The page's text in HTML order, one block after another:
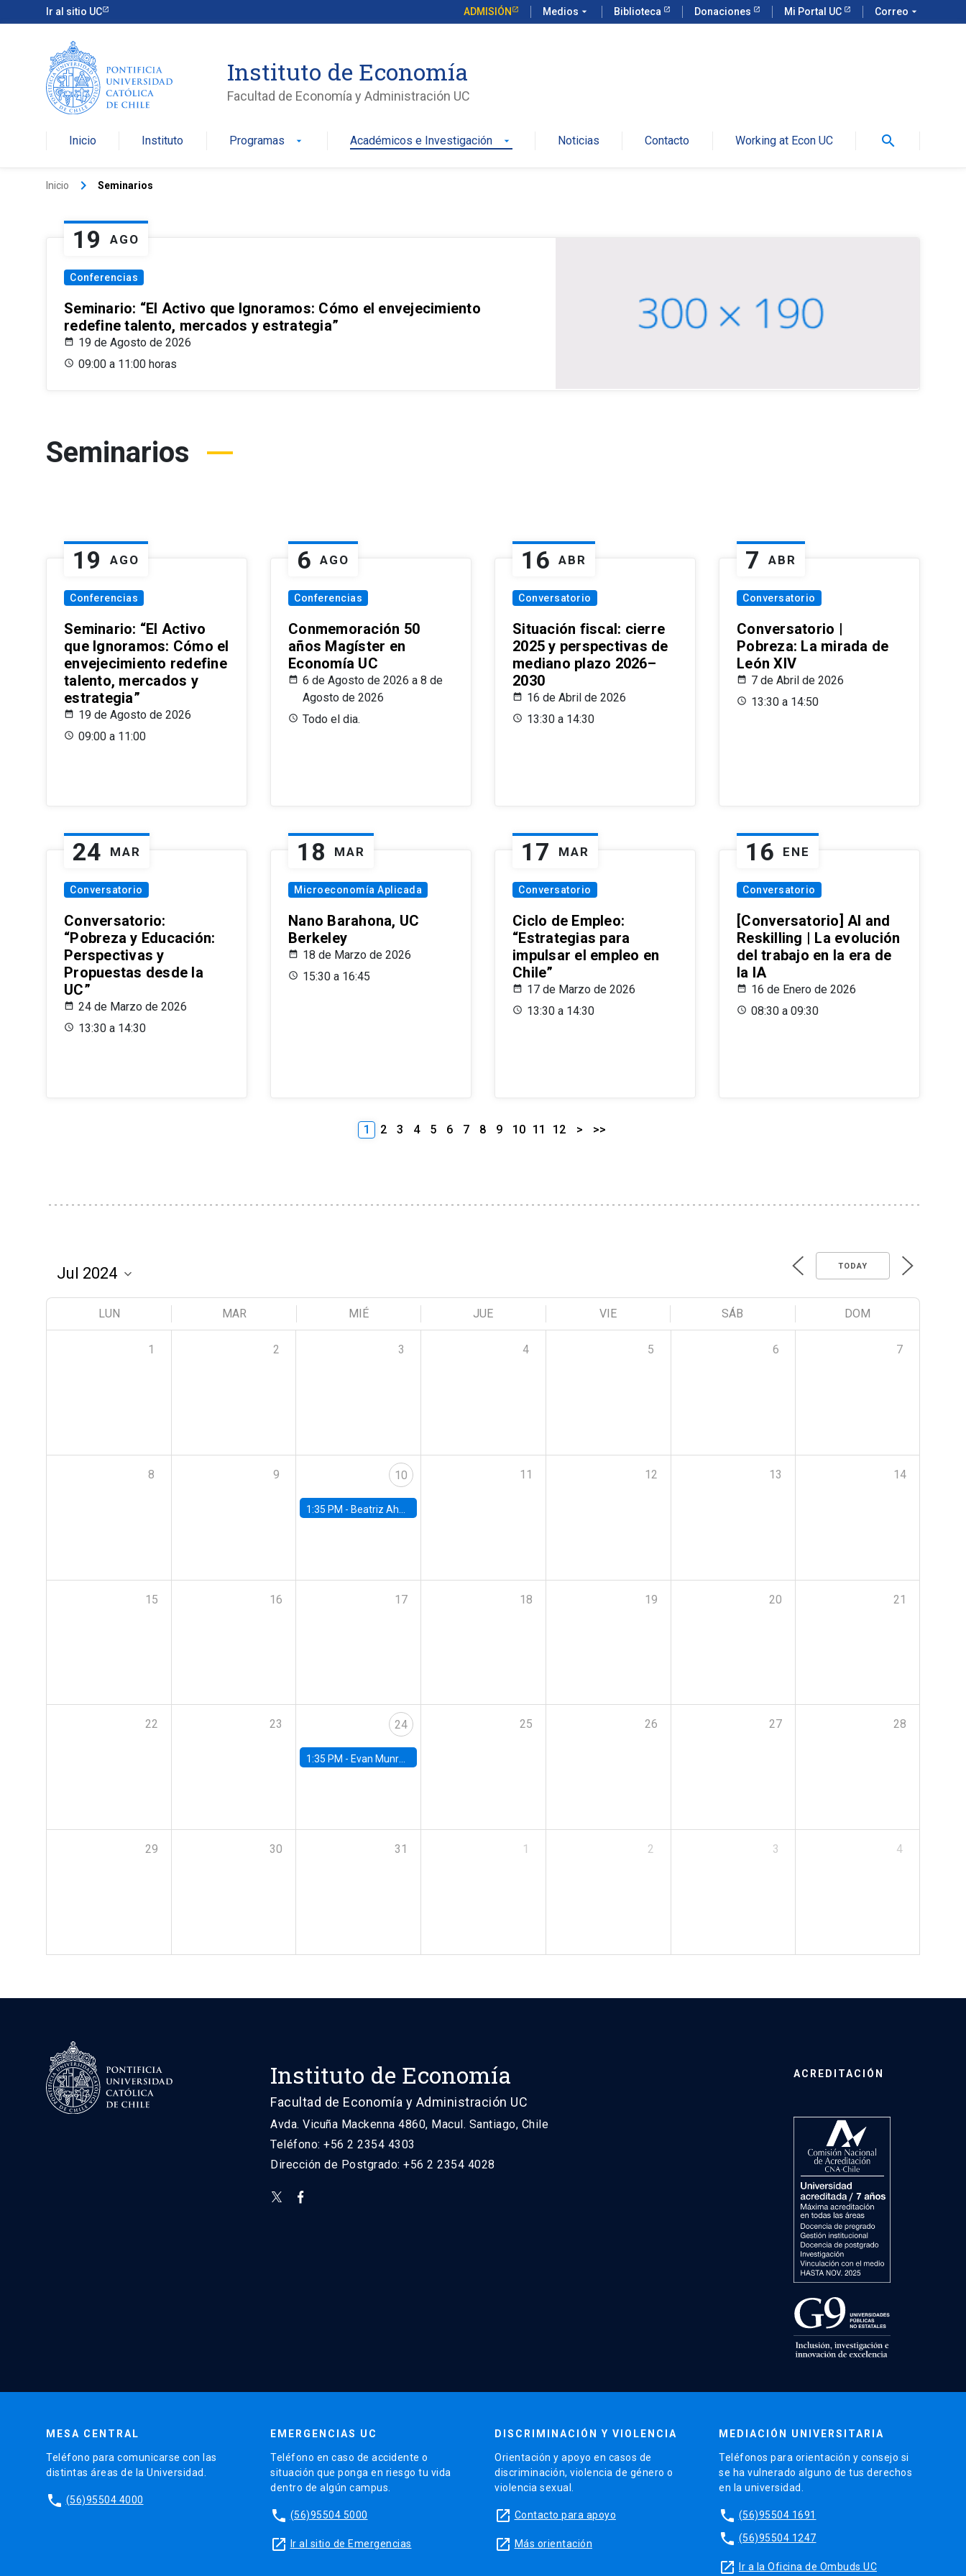
Ir al sitio UC ADMISIÓN Medios arrow_drop_down Biblioteca Donaciones Mi Portal UC Correo arrow_drop_down
Instituto de Economía
Facultad de Economía y Administración UC
Inicio Instituto Programas arrow_drop_down Académicos e Investigación arrow_drop_down Noticias Contacto Working at Econ UC search
Inicio keyboard_arrow_right Seminarios
19 AGO
Conferencias
Seminario: “El Activo que Ignoramos: Cómo el envejecimiento
redefine talento, mercados y estrategia”
19 de Agosto de 2026
09:00 a 11:00 horas
Seminarios
19 AGO
Conferencias
Seminario: “El Activo
que Ignoramos: Cómo el
envejecimiento redefine
talento, mercados y
estrategia”
19 de Agosto de 2026
09:00 a 11:00
6 AGO
Conferencias
Conmemoración 50
años Magíster en
Economía UC
6 de Agosto de 2026 a 8 de
Agosto de 2026
Todo el dia.
16 ABR
Conversatorio
Situación fiscal: cierre
2025 y perspectivas de
mediano plazo 2026–
2030
16 de Abril de 2026
13:30 a 14:30
7 ABR
Conversatorio
Conversatorio |
Pobreza: La mirada de
León XIV
7 de Abril de 2026
13:30 a 14:50
24 MAR
Conversatorio
Conversatorio:
“Pobreza y Educación:
Perspectivas y
Propuestas desde la
UC”
24 de Marzo de 2026
13:30 a 14:30
18 MAR
Microeconomía Aplicada
Nano Barahona, UC
Berkeley
18 de Marzo de 2026
15:30 a 16:45
17 MAR
Conversatorio
Ciclo de Empleo:
“Estrategias para
impulsar el empleo en
Chile”
17 de Marzo de 2026
13:30 a 14:30
16 ENE
Conversatorio
[Conversatorio] AI and
Reskilling | La evolución
del trabajo en la era de
la IA
16 de Enero de 2026
08:30 a 09:30
1 2 3 4 5 6 7 8 9 10 11 12 > >>
TODAY
LUN MAR MIÉ JUE VIE SÁB DOM
1 2 3 4 5 6 7
8 9 10
1:35 PM - Beatriz Ahumada, PhD candidate, Universidad de Pittsburgh
11 12 13 14
15 16 17 18 19 20 21
22 23 24
1:35 PM - Evan Munro, Neyman Visiting Assistant Professor in the Department of Statistics at UC Berkeley
25 26 27 28
29 30 31 1 2 3 4
Instituto de Economía
Facultad de Economía y Administración UC
Avda. Vicuña Mackenna 4860, Macul. Santiago, Chile
Teléfono: +56 2 2354 4303
Dirección de Postgrado: +56 2 2354 4028
ACREDITACIÓN
MESA CENTRAL
Teléfono para comunicarse con las
distintas áreas de la Universidad.
phone (56)95504 4000
EMERGENCIAS UC
Teléfono en caso de accidente o
situación que ponga en riesgo tu vida
dentro de algún campus.
phone (56)95504 5000
launch Ir al sitio de Emergencias
DISCRIMINACIÓN Y VIOLENCIA
Orientación y apoyo en casos de
discriminación, violencia de género o
violencia sexual.
launch Contacto para apoyo
launch Más orientación
MEDIACIÓN UNIVERSITARIA
Teléfonos para orientación y consejo si
se ha vulnerado alguno de tus derechos
en la universidad.
phone (56)95504 1691
phone (56)95504 1247
launch Ir a la Oficina de Ombuds UC